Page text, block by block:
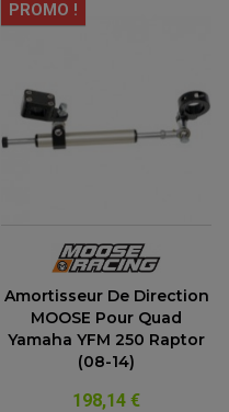
PROMO !
Amortisseur De Direction
MOOSE Pour Quad
Yamaha YFM 250 Raptor
(08-14)
198,14 €